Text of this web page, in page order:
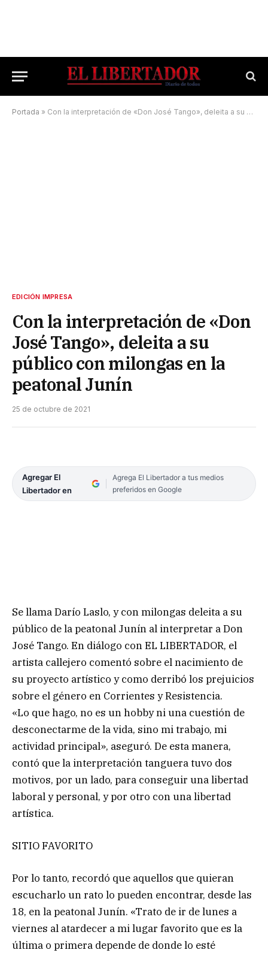
Portada » Con la interpretación de «Don José Tango», deleita a su público con milongas en la peatonal Junín
EDICIÓN IMPRESA
Con la interpretación de «Don
José Tango», deleita a su
público con milongas en la
peatonal Junín
25 de octubre de 2021
Agregar El
Libertador en
Agrega El Libertador a tus medios
preferidos en Google
Se llama Darío Laslo, y con milongas deleita a su
público de la peatonal Junín al interpretar a Don
José Tango. En diálogo con EL LIBERTADOR, el
artista callejero comentó sobre el nacimiento de
su proyecto artístico y como derribó los prejuicios
sobre el género en Corrientes y Resistencia.
«Lo que hago, no es un hobby ni una cuestión de
desconectarme de la vida, sino mi trabajo, mi
actividad principal», aseguró. De esta manera,
contó que la interpretación tanguera tuvo dos
motivos, por un lado, para conseguir una libertad
laboral y personal, y por otro con una libertad
artística.
SITIO FAVORITO
Por lo tanto, recordó que aquellos que quieran
escucharlo un rato lo pueden encontrar, desde las
18, en la peatonal Junín. «Trato de ir de lunes a
viernes al atardecer a mi lugar favorito que es la
última o primera depende de donde lo esté